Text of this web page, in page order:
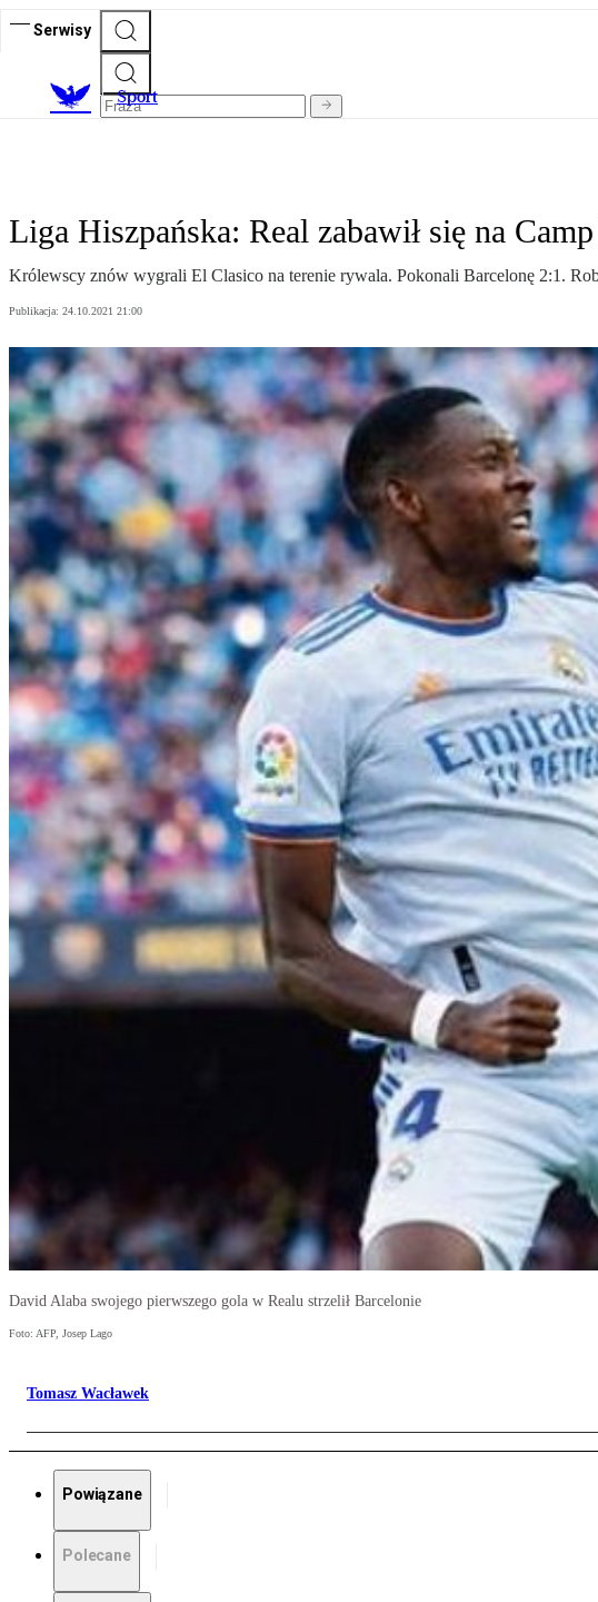
Serwisy
Sport
Liga Hiszpańska: Real zabawił się na
Królewscy znów wygrali El Clasico na terenie rywala. Pokonali Barcelonę 2:1.
Publikacja: 24.10.2021 21:00
David Alaba swojego pierwszego gola w Realu strzelił Barcelonie
Foto: AFP, Josep Lago
Tomasz Wacławek
Powiązane
Polecane